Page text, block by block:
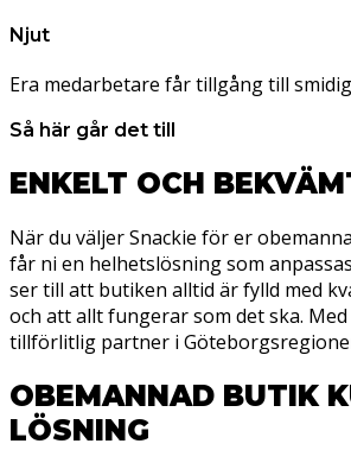
Njut
Era medarbetare får tillgång till
Så här går det till
ENKELT OCH
När du väljer Snackie för er
får ni en helhetslösning som
ser till att butiken alltid är fylld med
och att allt fungerar som det ska.
tillförlitlig partner i
OBEMANNAD BUTIK
LÖSNING